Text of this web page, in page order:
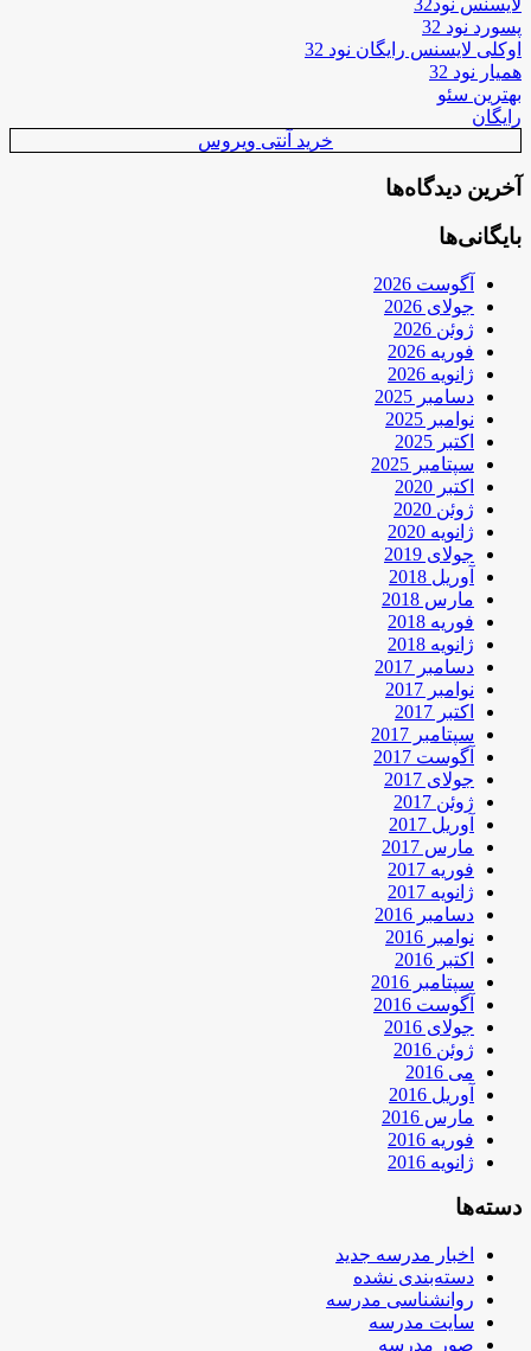
لایسنس نود32
پسورد نود 32
اوکلی لایسنس رایگان نود 32
همیار نود 32
بهترین سئو
رایگان
خرید آنتی ویروس
آخرین دیدگاه‌ها
بایگانی‌ها
آگوست 2026
جولای 2026
ژوئن 2026
فوریه 2026
ژانویه 2026
دسامبر 2025
نوامبر 2025
اکتبر 2025
سپتامبر 2025
اکتبر 2020
ژوئن 2020
ژانویه 2020
جولای 2019
آوریل 2018
مارس 2018
فوریه 2018
ژانویه 2018
دسامبر 2017
نوامبر 2017
اکتبر 2017
سپتامبر 2017
آگوست 2017
جولای 2017
ژوئن 2017
آوریل 2017
مارس 2017
فوریه 2017
ژانویه 2017
دسامبر 2016
نوامبر 2016
اکتبر 2016
سپتامبر 2016
آگوست 2016
جولای 2016
ژوئن 2016
می 2016
آوریل 2016
مارس 2016
فوریه 2016
ژانویه 2016
دسته‌ها
اخبار مدرسه جدید
دسته‌بندی نشده
روانشناسی مدرسه
سایت مدرسه
صور مدرسه